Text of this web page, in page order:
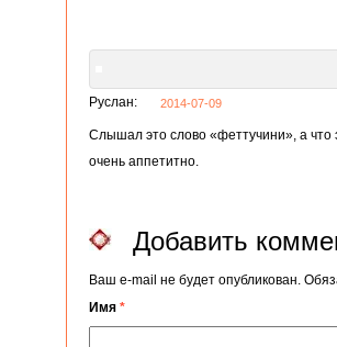
Руслан: 2014-07-09
Слышал это слово «феттучини», а что
очень аппетитно.
Добавить
Ваш e-mail не будет опубликован.
Имя *